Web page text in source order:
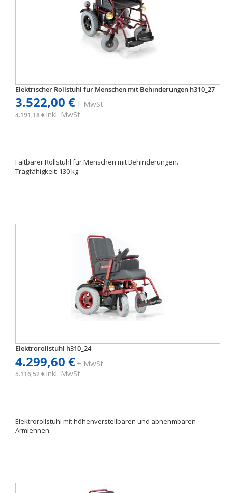
Elektrischer Rollstuhl für Menschen mit Behinderungen h310_27
3.522,00 €+ MwSt
4.191,18 € inkl. MwSt
Faltbarer Rollstuhl für Menschen mit Behinderungen.
Tragfähigkeit: 130 kg.
Elektrorollstuhl h310_24
4.299,60 €+ MwSt
5.116,52 € inkl. MwSt
Elektrorollstuhl mit höhenverstellbaren und abnehmbaren
Armlehnen.